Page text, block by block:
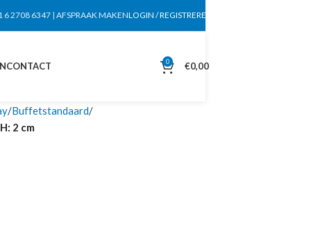
6 2708 6347 | AFSPRAAK MAKENLOGIN / REGISTREREN
CONTACT 0 €0,00
Buffetstandaard
2 cm